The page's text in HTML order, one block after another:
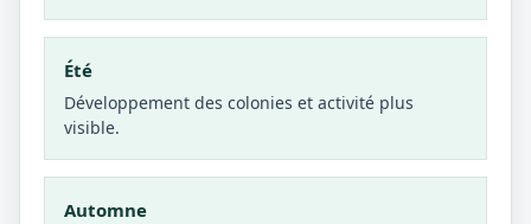
Été
Développement des colonies et activité plus
visible.
Automne